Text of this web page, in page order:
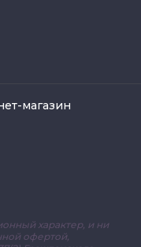
магазин
характер, и ни
офертой,